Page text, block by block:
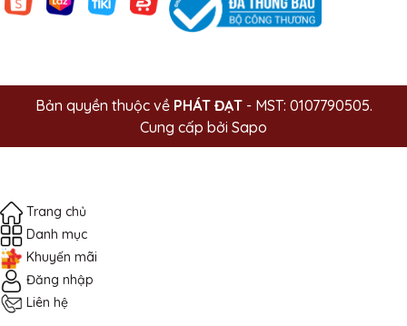
Bản quyền thuộc về PHÁT ĐẠT- MST: 0107790505.
Cung cấp bởi Sapo
Trang chủ
Danh mục
Khuyến mãi
Đăng nhập
Liên hệ